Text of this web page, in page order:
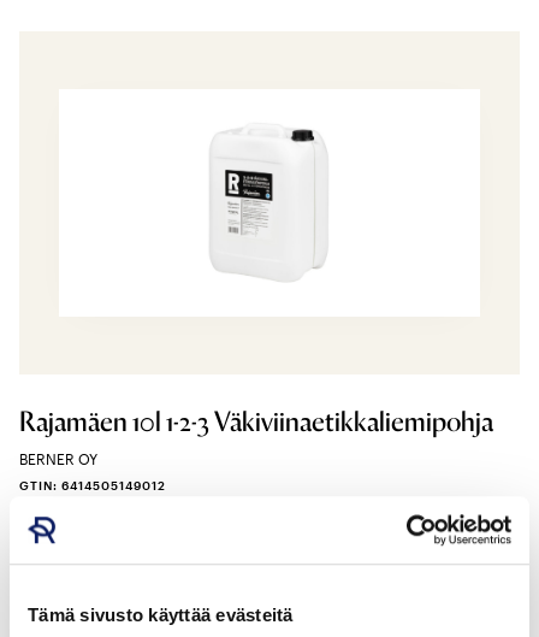
Tämä sivusto käyttää evästeitä
Rajamäen 10l 1-2-3 Väkiviinaetikkaliemipohja
BERNER OY
GTIN: 6414505149012